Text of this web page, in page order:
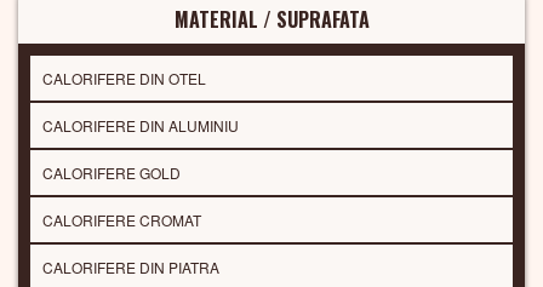
MATERIAL / SUPRAFATA
CALORIFERE DIN OTEL
CALORIFERE DIN ALUMINIU
CALORIFERE GOLD
CALORIFERE CROMAT
CALORIFERE DIN PIATRA